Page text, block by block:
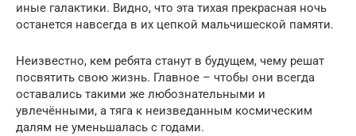
иные галактики. Видно, что эта тихая прекрасная ночь
останется навсегда в их цепкой мальчишеской памяти.
Неизвестно, кем ребята станут в будущем, чему решат
посвятить свою жизнь. Главное – чтобы они всегда
оставались такими же любознательными и
увлечёнными, а тяга к неизведанным космическим
далям не уменьшалась с годами.